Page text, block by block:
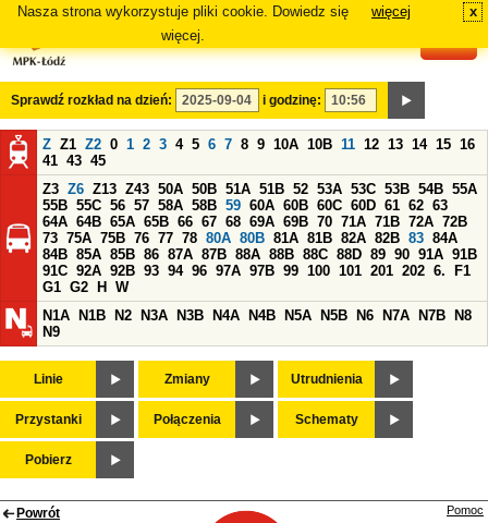
Nasza strona wykorzystuje pliki cookie. Dowiedz się
więcej.
więcej x
Sprawdź rozkład na dzień: i godzinę:
Z Z1 Z2 0 1 2 3 4 5 6 7 8 9 10A 10B 11 12 13 14 15 16
41 43 45
Z3 Z6 Z13 Z43 50A 50B 51A 51B 52 53A 53C 53B 54B 55A
55B 55C 56 57 58A 58B 59 60A 60B 60C 60D 61 62 63
64A 64B 65A 65B 66 67 68 69A 69B 70 71A 71B 72A 72B
73 75A 75B 76 77 78 80A 80B 81A 81B 82A 82B 83 84A
84B 85A 85B 86 87A 87B 88A 88B 88C 88D 89 90 91A 91B
91C 92A 92B 93 94 96 97A 97B 99 100 101 201 202 6.
F1
G1 G2 H
W
N1A
N1B N2 N3A N3B N4A N4B N5A N5B N6 N7A N7B
N8
N9
Linie Zmiany Utrudnienia
Przystanki Połączenia Schematy
Pobierz
Powrót Pomoc